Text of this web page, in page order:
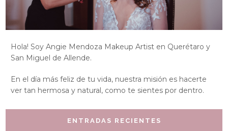
Hola! Soy Angie Mendoza Makeup Artist en Querétaro y
San Miguel de Allende.
En el día más feliz de tu vida, nuestra misión es hacerte
ver tan hermosa y natural, como te sientes por dentro.
ENTRADAS RECIENTES